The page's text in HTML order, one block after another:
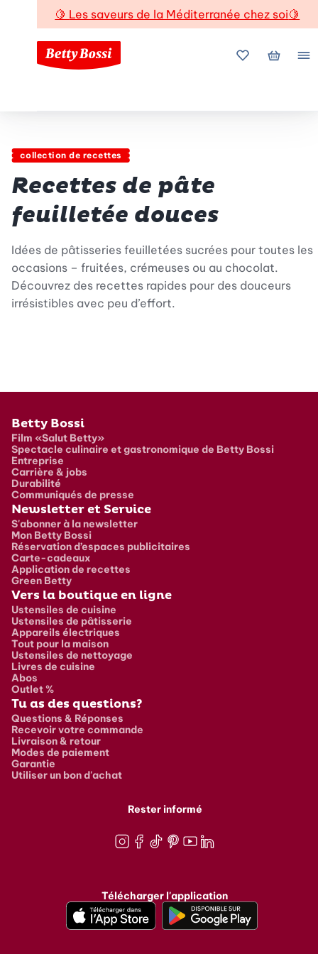
🍋 Les saveurs de la Méditerranée chez soi🍋
Mes favoris
Mon
collection de recettes
Recettes de pâte
feuilletée douces
Idées de pâtisseries feuilletées sucrées pour toutes les
occasions – fruitées, crémeuses ou au chocolat.
Découvrez des recettes rapides pour des douceurs
irrésistibles avec peu d’effort.
Pied de page
Betty Bossi
Film «Salut Betty»
Spectacle culinaire et gastronomique de Betty Bossi
Entreprise
Carrière & jobs
Durabilité
Communiqués de presse
Newsletter et Service
S'abonner à la newsletter
Mon Betty Bossi
Réservation d’espaces publicitaires
Carte-cadeaux
Application de recettes
Green Betty
Vers la boutique en ligne
Ustensiles de cuisine
Ustensiles de pâtisserie
Appareils électriques
Tout pour la maison
Ustensiles de nettoyage
Livres de cuisine
Abos
Outlet %
Tu as des questions?
Questions & Réponses
Recevoir votre commande
Livraison & retour
Modes de paiement
Garantie
Utiliser un bon d'achat
Rester informé
Télécharger l'application